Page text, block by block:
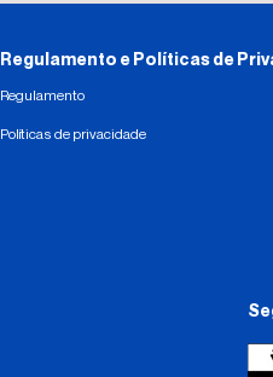
Regulamento e Políticas de
Regulamento
Políticas de privacidade